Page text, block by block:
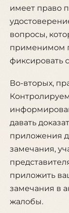
имеет право
вопросы,
применимом
фиксировать
Во-вторых,
давать
приложения
замечания,
приложить
замечания в
жалобы.